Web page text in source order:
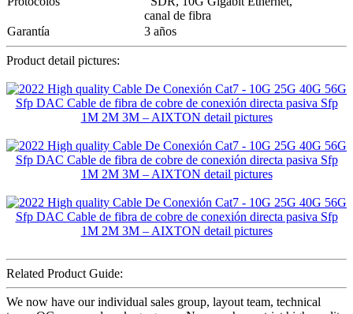
canal de fibra
Garantía
3 años
Product detail pictures:
Related Product Guide:
We now have our individual sales group, layout team, technical